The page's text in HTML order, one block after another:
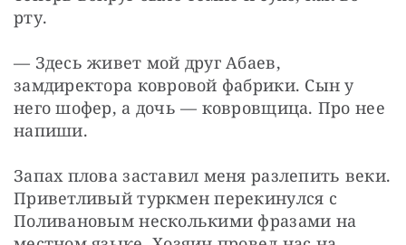
рту.
— Здесь живет мой друг Абаев,
замдиректора ковровой фабрики. Сын у
него шофер, а дочь — ковровщица. Про нее
напиши.
Запах плова заставил меня разлепить веки.
Приветливый туркмен перекинулся с
Поливановым несколькими фразами на